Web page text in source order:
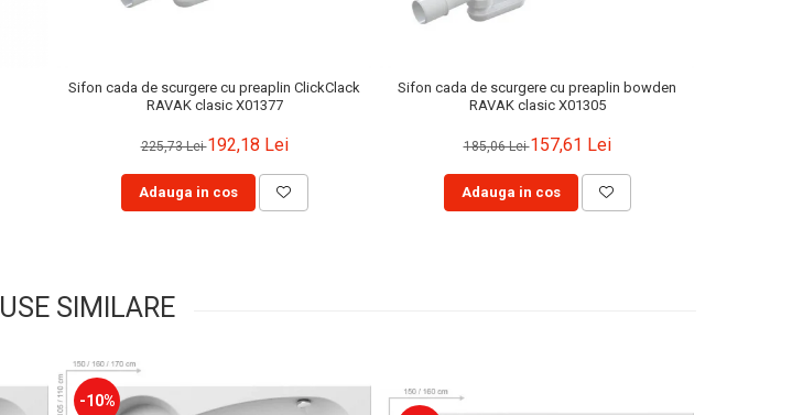
Sifon cada de scurgere cu preaplin ClickClack
RAVAK clasic X01377
225,73 Lei192,18 Lei
Adauga in cos
Sifon cada de scurgere cu preaplin bowden
RAVAK clasic X01305
185,06 Lei157,61 Lei
Adauga in cos
SIMILARE
-10%